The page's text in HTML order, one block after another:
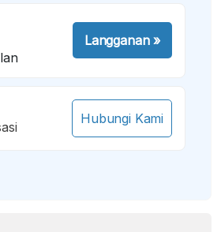
Langganan»
Hubungi Kami